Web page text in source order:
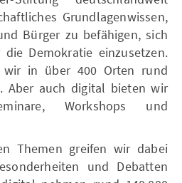
Grundlagenwissen,
Bürger zu befähigen, sich
Demokratie einzusetzen.
wir in über 400 Orten rund
Aber auch digital bieten wir
Workshops und
Themen greifen wir dabei
und Debatten